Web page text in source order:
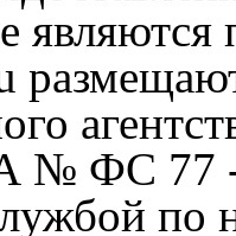
ФС 77 -
по